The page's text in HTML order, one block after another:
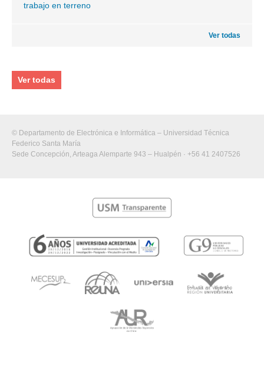
trabajo en terreno
Ver todas
Ver todas
© Departamento de Electrónica e Informática – Universidad Técnica
Federico Santa María
Sede Concepción, Arteaga Alemparte 943 – Hualpén · +56 41 2407526